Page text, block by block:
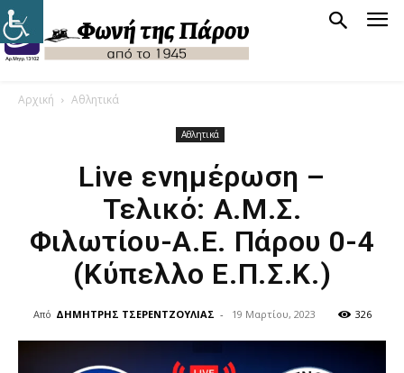
Αρχική Αθλητικά
Αθλητικά
Live ενημέρωση –
Τελικό: Α.Μ.Σ.
Φιλωτίου-Α.Ε. Πάρου 0-4
(Κύπελλο Ε.Π.Σ.Κ.)
Από ΔΗΜΗΤΡΗΣ ΤΣΕΡΕΝΤΖΟΥΛΙΑΣ - 19 Μαρτίου, 2023 326